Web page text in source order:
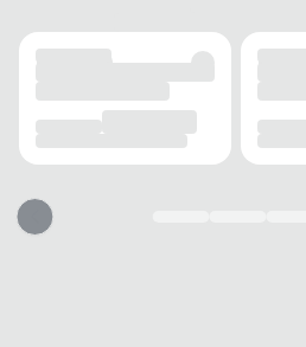
CANO
Curto
ALTURA
Baixo
28 cm
SALTO